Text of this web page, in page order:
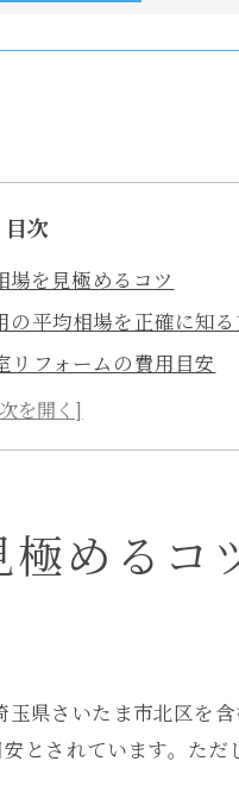
目次
場を見極めるコツ
の平均相場を正確に知
リフォームの費用目安
の内訳と確認ポイント
リフォーム費用を抑え
ォーム方法
い浴室リフォーム実現術
約のためのプラン選び
ム費用で選ぶ最新設備
を抑える工夫と実践方法
めるコ
県さいたま市北区を
とされています。た